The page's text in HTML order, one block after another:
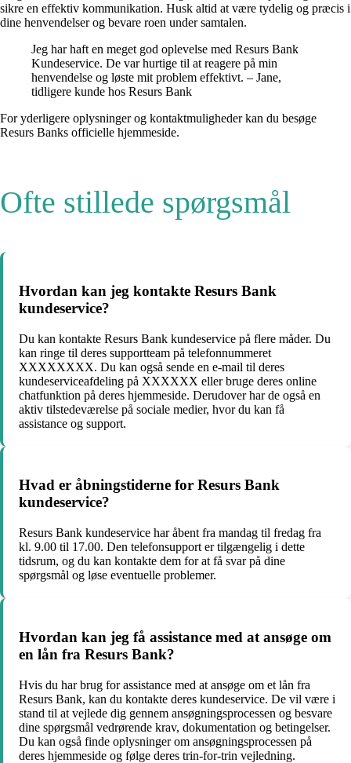
sikre en effektiv kommunikation. Husk altid at være tydelig og præcis i
dine henvendelser og bevare roen under samtalen.
Jeg har haft en meget god oplevelse med Resurs Bank
Kundeservice. De var hurtige til at reagere på min
henvendelse og løste mit problem effektivt. – Jane,
tidligere kunde hos Resurs Bank
For yderligere oplysninger og kontaktmuligheder kan du besøge
Resurs Banks officielle hjemmeside.
Ofte stillede spørgsmål
Hvordan kan jeg kontakte Resurs Bank
kundeservice?
Du kan kontakte Resurs Bank kundeservice på flere måder. Du
kan ringe til deres supportteam på telefonnummeret
XXXXXXXX. Du kan også sende en e-mail til deres
kundeserviceafdeling på XXXXXX eller bruge deres online
chatfunktion på deres hjemmeside. Derudover har de også en
aktiv tilstedeværelse på sociale medier, hvor du kan få
assistance og support.
Hvad er åbningstiderne for Resurs Bank
kundeservice?
Resurs Bank kundeservice har åbent fra mandag til fredag ​​fra
kl. 9.00 til 17.00. Den telefonsupport er tilgængelig i dette
tidsrum, og du kan kontakte dem for at få svar på dine
spørgsmål og løse eventuelle problemer.
Hvordan kan jeg få assistance med at ansøge om
en lån fra Resurs Bank?
Hvis du har brug for assistance med at ansøge om et lån fra
Resurs Bank, kan du kontakte deres kundeservice. De vil være i
stand til at vejlede dig gennem ansøgningsprocessen og besvare
dine spørgsmål vedrørende krav, dokumentation og betingelser.
Du kan også finde oplysninger om ansøgningsprocessen på
deres hjemmeside og følge deres trin-for-trin vejledning.